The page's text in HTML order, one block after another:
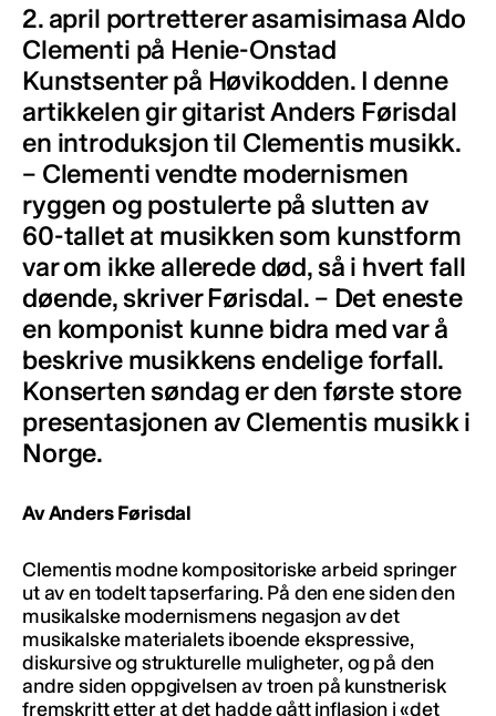
2. april portretterer asamisimasa Aldo
Clementi på Henie-Onstad
Kunstsenter på Høvikodden. I denne
artikkelen gir gitarist Anders Førisdal
en introduksjon til Clementis musikk.
– Clementi vendte modernismen
ryggen og postulerte på slutten av
60-tallet at musikken som kunstform
var om ikke allerede død, så i hvert fall
døende, skriver Førisdal. – Det eneste
en komponist kunne bidra med var å
beskrive musikkens endelige forfall.
Konserten søndag er den første store
presentasjonen av Clementis musikk i
Norge.
Av Anders Førisdal
Clementis modne kompositoriske arbeid springer
ut av en todelt tapserfaring. På den ene siden den
musikalske modernismens negasjon av det
musikalske materialets iboende ekspressive,
diskursive og strukturelle muligheter, og på den
andre siden oppgivelsen av troen på kunstnerisk
fremskritt etter at det hadde gått inflasjon i «det